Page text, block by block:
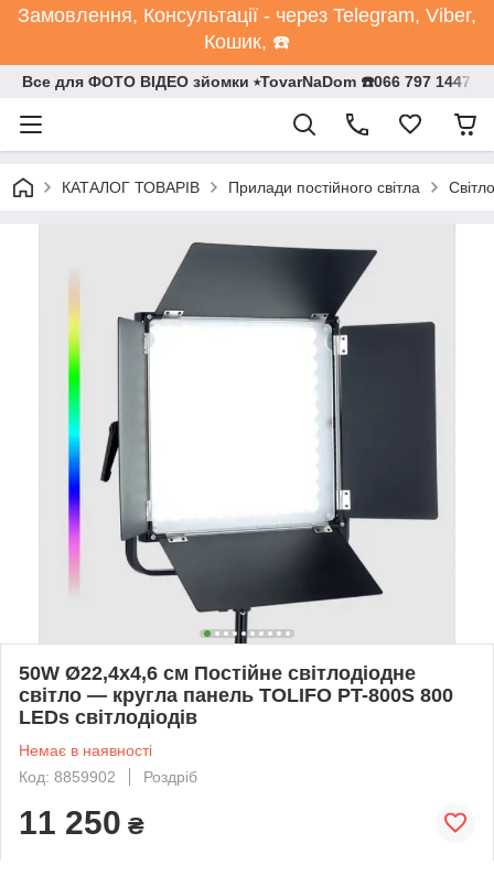
Замовлення, Консультації - через Telegram, Viber,
Кошик, ☎️
Все для ФОТО ВІДЕО зйомки ⭒TovarNaDom ☎️066 797 1447
КАТАЛОГ ТОВАРІВ Прилади постійного світла
50W Ø22,4x4,6 см Постійне світлодіодне
світло — кругла панель TOLIFO PT-800S 800
LEDs світлодіодів
Немає в наявності
Код: 8859902
Роздріб
11 250 ₴